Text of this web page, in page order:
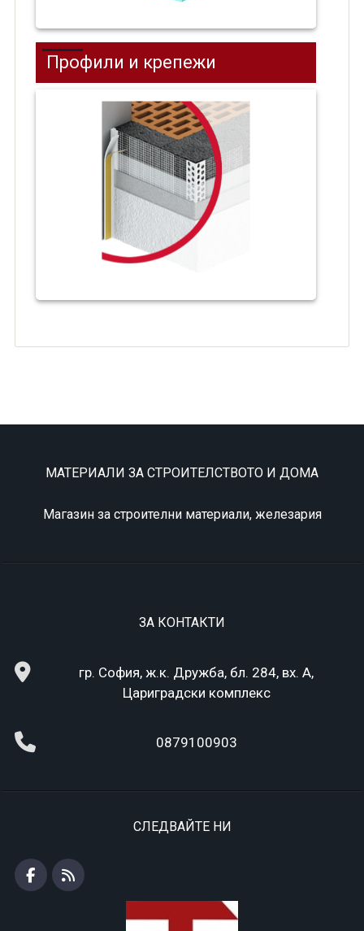
Профили и крепежи
МАТЕРИАЛИ ЗА СТРОИТЕЛСТВОТО И ДОМА
Магазин за строителни материали, железария
ЗА КОНТАКТИ
гр. София, ж.к. Дружба, бл. 284, вх. А,
Цариградски комплекс
0879100903
СЛЕДВАЙТЕ НИ